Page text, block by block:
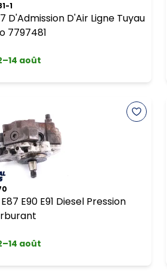
1
D'Admission D'Air Ligne Tuyau
7797481
août
E90 E91 Diesel Pression
août